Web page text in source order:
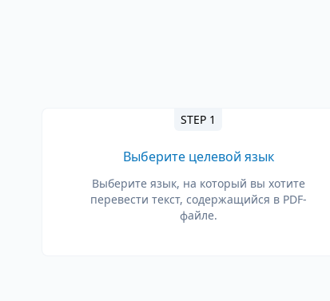
STEP 1
Выберите целевой язык
Выберите язык, на который вы хотите
перевести текст, содержащийся в PDF-
файле.